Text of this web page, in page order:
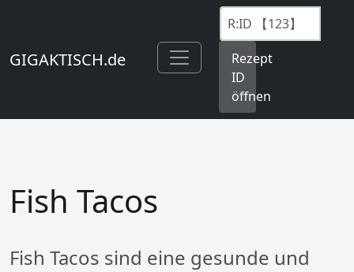
GIGAKTISCH.de
Rezept
ID
öffnen
Fish Tacos
Fish Tacos sind eine gesunde und